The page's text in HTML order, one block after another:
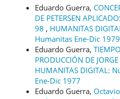
Eduardo Guerra,
DE PETERSEN
98 , HUMANITAS
Humanitas Ene-Dic 1979
Eduardo Guerra,
PRODUCCIÓN DE
HUMANITAS DIGITAL:
Ene-Dic 1977
Eduardo Guerra,